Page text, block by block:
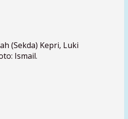
(Sekda) Kepri, Luki
Ismail.